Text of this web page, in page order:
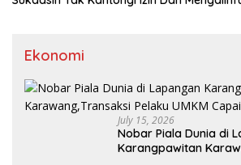
Ekonomi
July 15, 2026
Nobar Piala Dunia di
Karangpawitan